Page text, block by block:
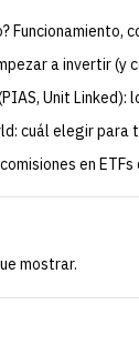
Funcionamiento,
a invertir (y
Unit Linked):
cuál elegir para
en
mostrar.